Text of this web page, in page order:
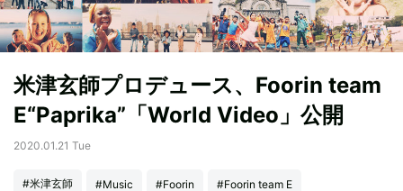
米津玄師プロデュース、Foorin team
E“Paprika”「World Video」公開
2020.01.21 Tue
#米津玄師 #Music #Foorin #Foorin team E